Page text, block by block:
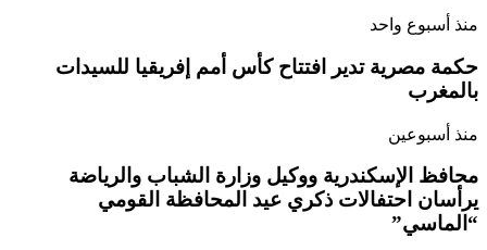
منذ أسبوع واحد
حكمة مصرية تدير افتتاح كأس أمم إفريقيا للسيدات
بالمغرب
منذ أسبوعين
محافظ الإسكندرية ووكيل وزارة الشباب والرياضة
يرأسان احتفالات ذكري عيد المحافظة القومي
“الماسي”